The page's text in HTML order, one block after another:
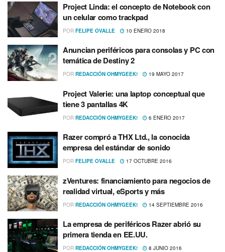
Project Linda: el concepto de Notebook con
un celular como trackpad
POR FELIPE OVALLE 10 ENERO 2018
Anuncian periféricos para consolas y PC con
temática de Destiny 2
POR REDACCIÓN OHMYGEEK! 19 MAYO 2017
Project Valerie: una laptop conceptual que
tiene 3 pantallas 4K
POR REDACCIÓN OHMYGEEK! 6 ENERO 2017
Razer compró a THX Ltd., la conocida
empresa del estándar de sonido
POR FELIPE OVALLE 17 OCTUBRE 2016
zVentures: financiamiento para negocios de
realidad virtual, eSports y más
POR REDACCIÓN OHMYGEEK! 14 SEPTIEMBRE 2016
La empresa de periféricos Razer abrió su
primera tienda en EE.UU.
POR REDACCIÓN OHMYGEEK! 8 JUNIO 2016